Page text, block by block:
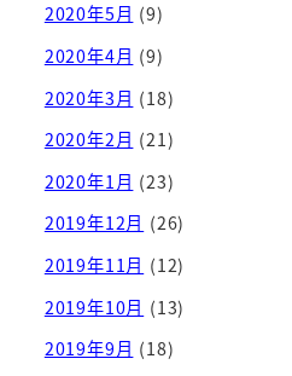
2020年5月 (9)
2020年4月 (9)
2020年3月 (18)
2020年2月 (21)
2020年1月 (23)
2019年12月 (26)
2019年11月 (12)
2019年10月 (13)
2019年9月 (18)